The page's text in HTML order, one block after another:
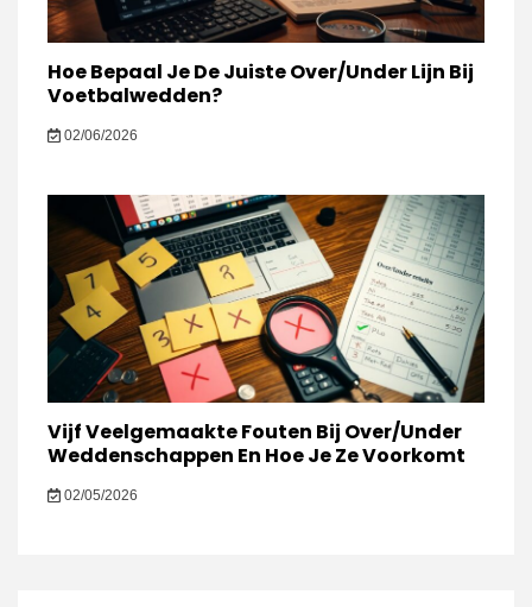
Hoe Bepaal Je De Juiste Over/Under Lijn Bij
Voetbalwedden?
02/06/2026
Vijf Veelgemaakte Fouten Bij Over/Under
Weddenschappen En Hoe Je Ze Voorkomt
02/05/2026